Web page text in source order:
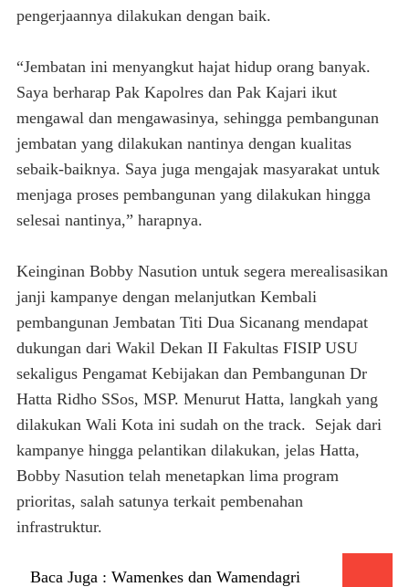
pengerjaannya dilakukan dengan baik.
“Jembatan ini menyangkut hajat hidup orang banyak.
Saya berharap Pak Kapolres dan Pak Kajari ikut
mengawal dan mengawasinya, sehingga pembangunan
jembatan yang dilakukan nantinya dengan kualitas
sebaik-baiknya. Saya juga mengajak masyarakat untuk
menjaga proses pembangunan yang dilakukan hingga
selesai nantinya,” harapnya.
Keinginan Bobby Nasution untuk segera merealisasikan
janji kampanye dengan melanjutkan Kembali
pembangunan Jembatan Titi Dua Sicanang mendapat
dukungan dari Wakil Dekan II Fakultas FISIP USU
sekaligus Pengamat Kebijakan dan Pembangunan Dr
Hatta Ridho SSos, MSP. Menurut Hatta, langkah yang
dilakukan Wali Kota ini sudah on the track. Sejak dari
kampanye hingga pelantikan dilakukan, jelas Hatta,
Bobby Nasution telah menetapkan lima program
prioritas, salah satunya terkait pembenahan
infrastruktur.
Baca Juga : Wamenkes dan Wamendagri